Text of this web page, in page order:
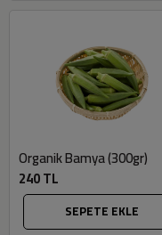
Organik Bamya (300gr)
240 TL
SEPETE EKLE